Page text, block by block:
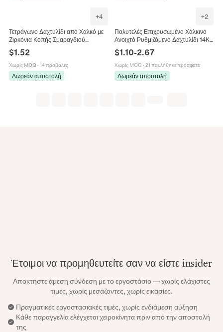
+4
Τετράγωνο Δαχτυλίδι από Χαλκό με
Ζιρκόνια Κοπής Σμαραγδιού
Princess για Γυναίκες Κομψό Ασημί
Χρώμα Δαχτυλίδι Αρραβώνων Γάμου
Κόσμημα
$1.52
Χωρίς MOQ · 14 προβολές
Δωρεάν αποστολή
+2
Πολυτελές Επιχρυσωμένο Χάλκινο
Ανοιχτό Ρυθμιζόμενο Δαχτυλίδι 14K
για Γυναίκες Κομψό Δαχτυλίδι
Ζιρκόνια Πεντάγραμμο Αστέρι
Τετράγωνο Τρίγωνο Κοσμήματα
Μόδας
$1.10-2.67
Χωρίς MOQ · 21 πουλήθηκε πρόσφατα
Δωρεάν αποστολή
Έτοιμοι να προμηθευτείτε σαν να είστε insider
Αποκτήστε άμεση σύνδεση με το εργοστάσιο — χωρίς ελάχιστες
τιμές, χωρίς μεσάζοντες, χωρίς εικασίες.
Πραγματικές εργοστασιακές τιμές, χωρίς ενδιάμεση αύξηση
Κάθε παραγγελία ελέγχεται χειροκίνητα πριν από την αποστολή
της